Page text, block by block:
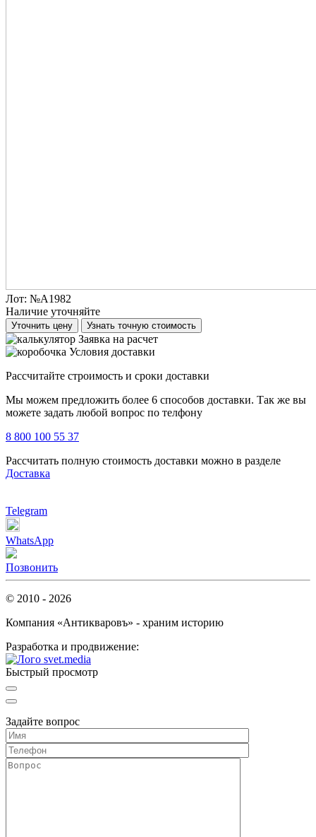
Лот: №А1982
Наличие уточняйте
Уточнить цену Узнать точную стоимость
Заявка на расчет
Условия доставки
Рассчитайте строимость и сроки доставки
Мы можем предложить более 6 способов доставки. Так же вы
можете задать любой вопрос по телфону
8 800 100 55 37
Рассчитать полную стоимость доставки можно в разделе
Доставка
Telegram
WhatsApp
Позвонить
© 2010 - 2026
Компания «Антикваровъ» - храним историю
Разработка и продвижение:
Быстрый просмотр
Задайте вопрос